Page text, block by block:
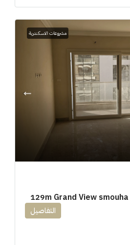
مشروعات الاسكندرية
التفاصيل